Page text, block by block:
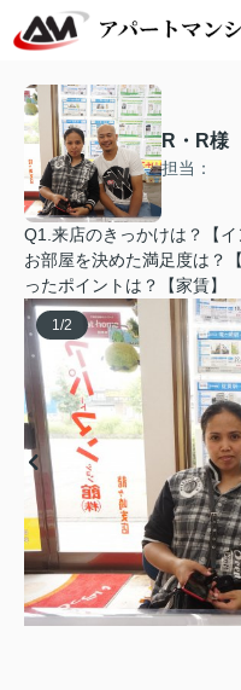
R・R様
担当：
Q1.来店のきっかけは？【
お部屋を決めた満足度は？
ったポイントは？【家賃】
1/2